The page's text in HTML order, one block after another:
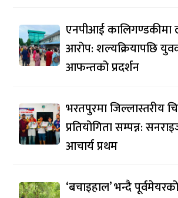
एनपीआई कालिगण्डकीमा
आरोप: शल्यक्रियापछि
आफन्तको प्रदर्शन
भरतपुरमा जिल्लास्तरीय
प्रतियोगिता सम्पन्न:
आचार्य प्रथम
‘बचाइहाल’ भन्दै